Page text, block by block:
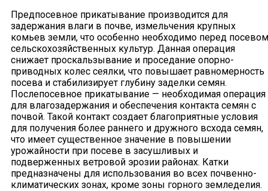
Предпосевное прикатывание производится для
задержания влаги в почве, измельчения крупных
комьев земли, что особенно необходимо перед посевом
сельскохозяйственных культур. Данная операция
снижает проскальзывание и проседание опорно-
приводных колес сеялки, что повышает равномерность
посева и стабилизирует глубину заделки семян.
Послепосевное прикатывание — необходимая операция
для влагозадержания и обеспечения контакта семян с
почвой. Такой контакт создает благоприятные условия
для получения более раннего и дружного всхода семян,
что имеет существенное значение в повышении
урожайности при посеве в засушливых и
подверженных ветровой эрозии районах. Катки
предназначены для использования во всех почвенно-
климатических зонах, кроме зоны горного земледелия.